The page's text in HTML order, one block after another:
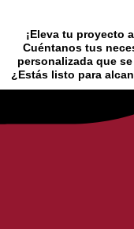
¡Eleva tu proyecto
Cuéntanos tus
personalizada que
¿Estás listo para